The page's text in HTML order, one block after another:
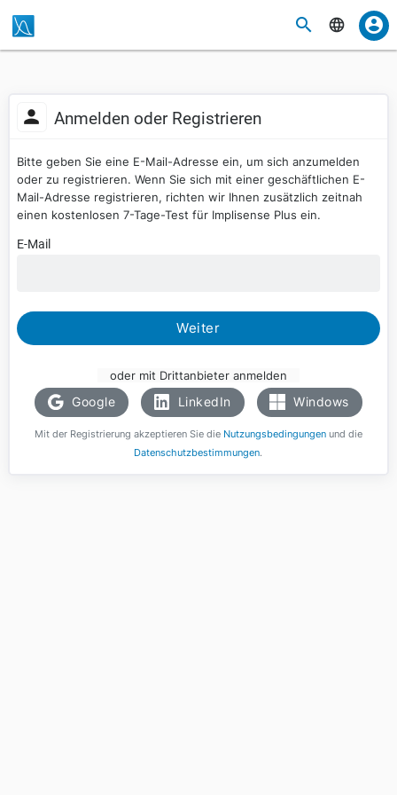
Anmelden oder Registrieren
Bitte geben Sie eine E-Mail-Adresse ein, um sich anzumelden
oder zu registrieren. Wenn Sie sich mit einer geschäftlichen E-
Mail-Adresse registrieren, richten wir Ihnen zusätzlich zeitnah
einen kostenlosen 7-Tage-Test für Implisense Plus ein.
E-Mail
Weiter
oder mit Drittanbieter anmelden
Google LinkedIn Windows
Mit der Registrierung akzeptieren Sie die Nutzungsbedingungenund die
Datenschutzbestimmungen.